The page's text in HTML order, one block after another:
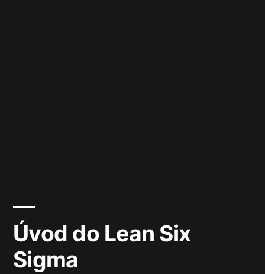
Úvod do Lean Six
Sigma